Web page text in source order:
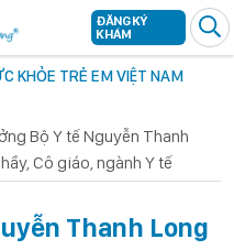
KHỎE TRẺ EM VIỆT NAM
ĐĂNG KÝ
KHÁM
Bộ Y tế Nguyễn Thanh
Cô giáo, ngành Y tế
Thanh Long